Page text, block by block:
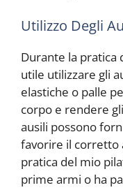
Utilizzo Degli
Durante la pratica
utile utilizzare gli
elastiche o palle
corpo e rendere
ausili possono
favorire il corretto
pratica del mio
prime armi o ha